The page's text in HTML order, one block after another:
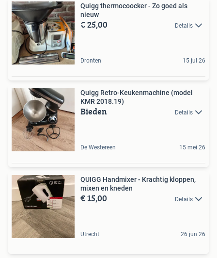
Quigg thermocoocker - Zo goed als
nieuw
€ 25,00 Details
Dronten 15 jul 26
Quigg Retro-Keukenmachine (model
KMR 2018.19)
Bieden Details
De Westereen 15 mei 26
QUIGG Handmixer - Krachtig kloppen,
mixen en kneden
€ 15,00 Details
Utrecht 26 jun 26